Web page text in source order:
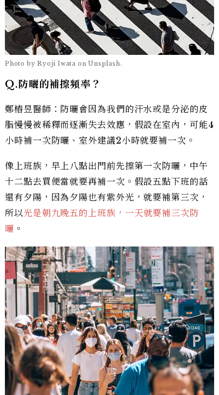
Photo by Ryoji Iwata on Unsplash.
Q.防曬的補擦頻率？
鄭樁昱醫師：防曬會因為我們的汗水或是分泌的皮
脂慢慢被稀釋而逐漸失去效應，假設在室內，可能4
小時補一次防曬、室外建議2小時就要補一次。
像上班族，早上八點出門前先擦第一次防曬，中午
十二點去買便當就要再補一次。假設五點下班的話
還有夕陽，因為夕陽也有紫外光，就要補第三次，
所以光是朝九晚五的上班族，一天就要補三次防
曬 。